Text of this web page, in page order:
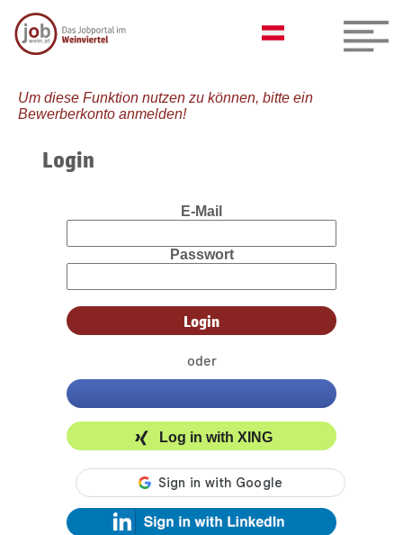
Um diese Funktion nutzen zu können, bitte ein
Bewerberkonto anmelden!
Login
E-Mail
Passwort
oder
Log in with XING